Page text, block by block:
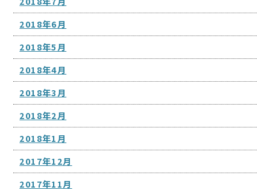
2018年6月
2018年5月
2018年4月
2018年3月
2018年2月
2018年1月
2017年12月
2017年11月